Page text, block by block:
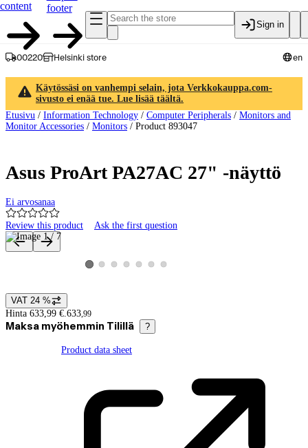
content
footer
Sign in
00220 Helsinki store en
Käytössäsi on vanhempi selain, jota Verkkokauppa.com-
sivusto ei enää tue. Lue lisää täältä.
Etusivu / Information Technology / Computer Peripherals / Monitors and
Monitor Accessories / Monitors / Product 893047
Asus ProArt PA27AC 27" -näyttö
Ei arvosanaa
Review this product Ask the first question
Product images and videos
View product image 1
View product image 2
View product image 3
View product image 4
View product image 5
View product image 6
View product image 7
Price details
VAT 24 %
Hinta 633,99 €. 633,99
Maksa myöhemmin Tilillä ?
Product data sheet